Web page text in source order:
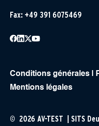
Fax: +49 391 6075469
Conditions générales
Mentions légales
© 2026 AV-TEST | SITS